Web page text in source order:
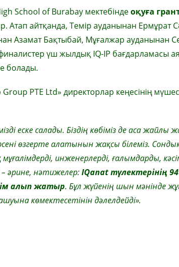
School of Burabay мектебіндеоқуға
айтқанда, Темір ауданынан Ермұрат
Азамат Бақтыбай, Мұғалжар ауданынан
үш жылдық IQ-IP бағдарламасы
болады.
PTE Ltd» директорлар кеңесінің
еске салады. Біздің көбіміз де аса жайлы
өзгерте алатынын жақсы білеміз.
инженерлерді, ғалымдарды,
әрине, нәтижелер:IQanat түлектерінің
алып жатыр. Бұл жүйенің шын мәнінде
көмектесетінін дәлелдейді».